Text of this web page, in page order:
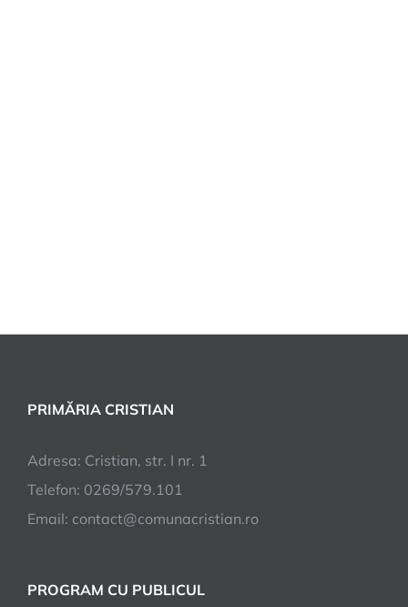
PRIMĂRIA CRISTIAN
Adresa: Cristian, str. I nr. 1
Telefon: 0269/579.101
Email: contact@comunacristian.ro
PROGRAM CU PUBLICUL